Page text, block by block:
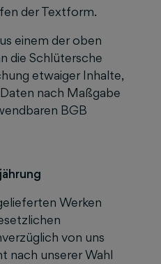
der Textform.
einem der oben
die Schlütersche
etwaiger Inhalte,
nach Maßgabe
BGB
Werken
von uns
nach unserer Wahl